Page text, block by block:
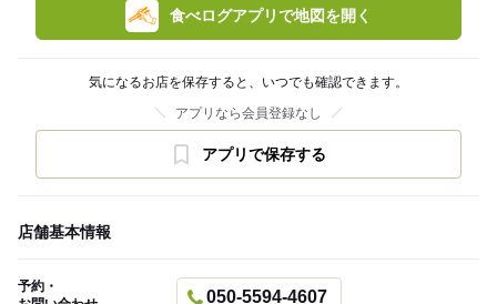
食べログアプリで地図を開く
気になるお店を保存すると、いつでも確認できます。
アプリなら会員登録なし
アプリで保存する
店舗基本情報
予約・
050-5594-4607